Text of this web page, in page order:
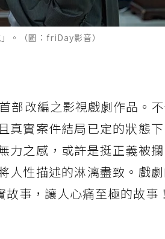
。（圖：friDay影音）
部改編之影視戲劇作品。
真實案件結局已定的狀態
力之感，或許是挺正義被
人性描述的淋漓盡致。戲
事，讓人心痛至極的故事